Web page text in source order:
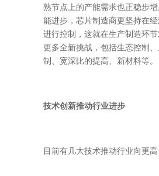
熟节点上的产能需求也正稳步
能进步，芯片制造商更坚持在
进行控制，这就在生产制造环
更多全新挑战，包括生态控制
制、宽深比的提高、新材料等。
技术创新推动行业进步
目前有几大技术推动行业向更高